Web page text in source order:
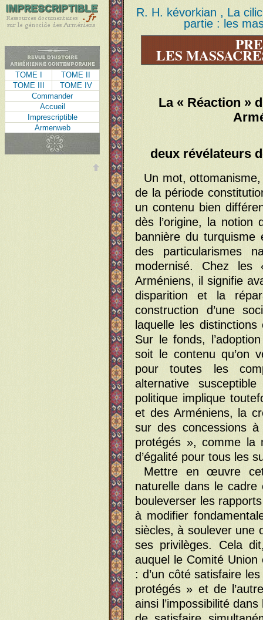
TOME I
TOME II
TOME III
TOME IV
Commander
Accueil
Imprescriptible
Armenweb
R. H. kévorkian , La
partie : les
LES
La « Réaction »
deux révélateurs
Un mot,
de la période
un contenu bien
dès l’origine, la notion
bannière du turquisme
des particularismes
modernisé. Chez
Arméniens, il signifie
disparition et la
construction d’une
laquelle les
Sur le fonds,
soit le contenu qu’on
pour toutes les
alternative
politique implique
et des Arméniens, la
sur des concessions
protégés », comme la
d’égalité pour tous les
Mettre en œuvre
naturelle dans le cadre
bouleverser les
à modifier
siècles, à soulever une
ses privilèges. Cela
auquel le Comité
: d’un côté satisfaire
protégés » et de
ainsi l’impossibilité